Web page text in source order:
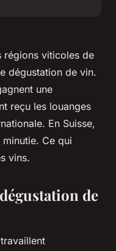
régions viticoles de
dégustation de vin.
une
reçu les louanges
En Suisse,
Ce qui
vins.
de